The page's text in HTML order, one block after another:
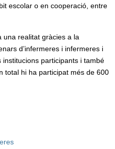
escolar o en cooperació, entre
una realitat gràcies a la
d’infermeres i infermeres i
participants i també
total hi ha participat més de 600